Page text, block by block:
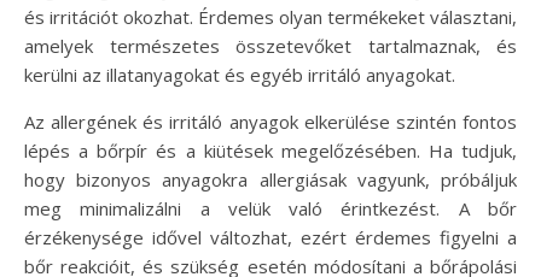
és irritációt okozhat. Érdemes olyan termékeket választani,
amelyek természetes összetevőket tartalmaznak, és
kerülni az illatanyagokat és egyéb irritáló anyagokat.
Az allergének és irritáló anyagok elkerülése szintén fontos
lépés a bőrpír és a kiütések megelőzésében. Ha tudjuk,
hogy bizonyos anyagokra allergiásak vagyunk, próbáljuk
meg minimalizálni a velük való érintkezést. A bőr
érzékenysége idővel változhat, ezért érdemes figyelni a
bőr reakcióit, és szükség esetén módosítani a bőrápolási